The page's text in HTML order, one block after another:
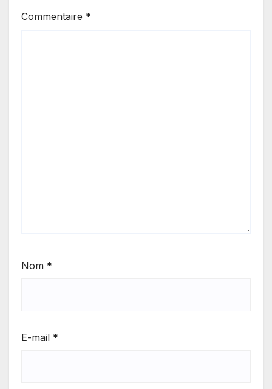
Commentaire *
Nom *
E-mail *